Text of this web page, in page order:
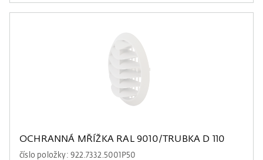
OCHRANNÁ MŘÍŽKA RAL 9010/TRUBKA D 110
číslo položky: 922.7332.5001P50